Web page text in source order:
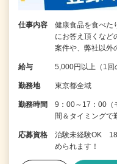
仕事内容
健康食品を食べた
にお答え頂くなど
案件や、弊社以外
給与 5,000円以上（1
勤務地 東京都全域
勤務時間
9：00～17：00（
間＆タイミング
応募資格
治験未経験OK 18
められます！